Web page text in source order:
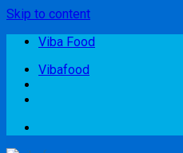
Skip to content
Viba Food
Vibafood